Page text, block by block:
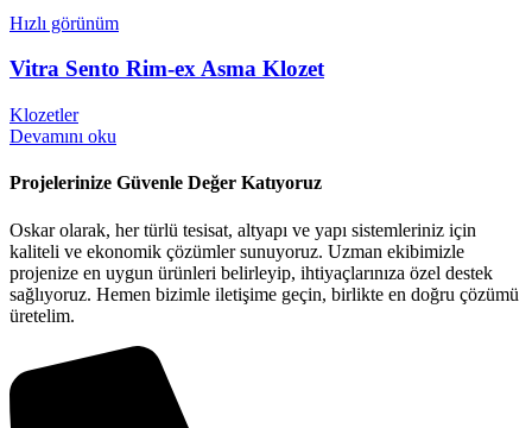
Hızlı görünüm
Vitra Sento Rim-ex Asma Klozet
Klozetler
Devamını oku
Projelerinize Güvenle Değer Katıyoruz
Oskar olarak, her türlü tesisat, altyapı ve yapı sistemleriniz için
kaliteli ve ekonomik çözümler sunuyoruz. Uzman ekibimizle
projenize en uygun ürünleri belirleyip, ihtiyaçlarınıza özel destek
sağlıyoruz. Hemen bizimle iletişime geçin, birlikte en doğru çözümü
üretelim.